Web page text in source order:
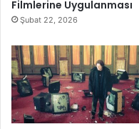
Filmlerine Uygulanması
Şubat 22, 2026